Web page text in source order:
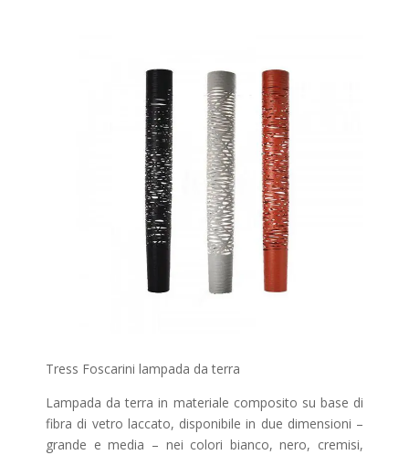
Tress Foscarini lampada da terra
Lampada da terra in materiale composito su base di
fibra di vetro laccato, disponibile in due dimensioni –
grande e media – nei colori bianco, nero, cremisi,